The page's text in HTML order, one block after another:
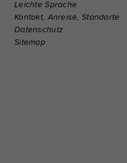
Leichte Sprache
Kontakt, Anreise, Standorte
Datenschutz
Sitemap